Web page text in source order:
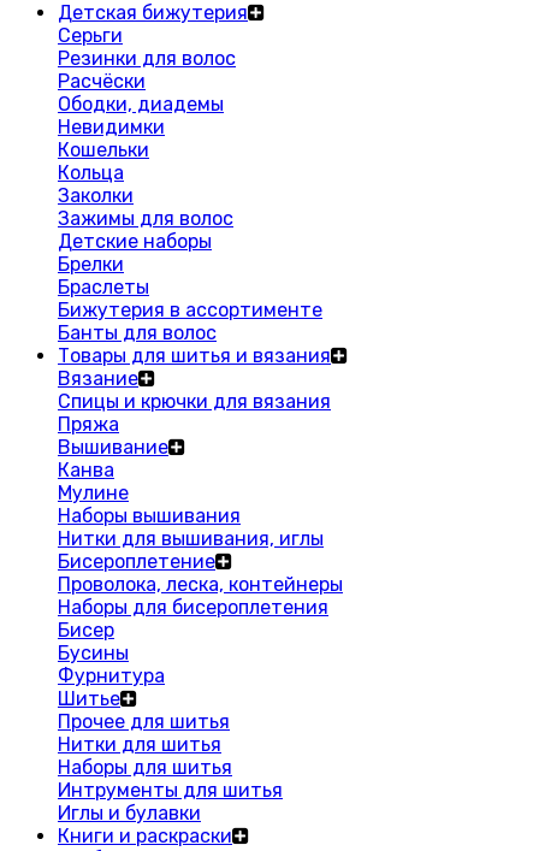
Детская бижутерия
Серьги
Резинки для волос
Расчёски
Ободки, диадемы
Невидимки
Кошельки
Кольца
Заколки
Зажимы для волос
Детские наборы
Брелки
Браслеты
Бижутерия в ассортименте
Банты для волос
Товары для шитья и вязания
Вязание
Спицы и крючки для вязания
Пряжа
Вышивание
Канва
Мулине
Наборы вышивания
Нитки для вышивания, иглы
Бисероплетение
Проволока, леска, контейнеры
Наборы для бисероплетения
Бисер
Бусины
Фурнитура
Шитье
Прочее для шитья
Нитки для шитья
Наборы для шитья
Интрументы для шитья
Иглы и булавки
Книги и раскраски